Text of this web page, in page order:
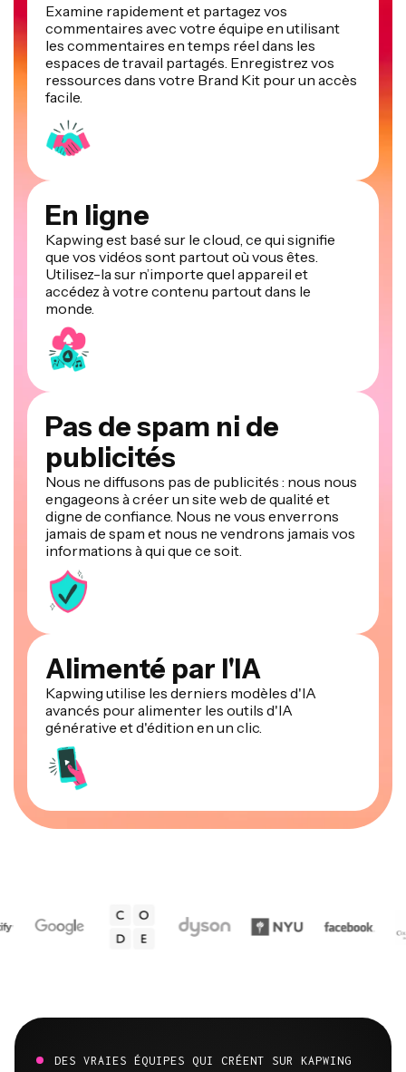
Examine rapidement et partagez vos
commentaires avec votre équipe en utilisant
les commentaires en temps réel dans les
espaces de travail partagés. Enregistrez vos
ressources dans votre Brand Kit pour un accès
facile.
En ligne
Kapwing est basé sur le cloud, ce qui signifie
que vos vidéos sont partout où vous êtes.
Utilisez-la sur n’importe quel appareil et
accédez à votre contenu partout dans le
monde.
Pas de spam ni de
publicités
Nous ne diffusons pas de publicités : nous nous
engageons à créer un site web de qualité et
digne de confiance. Nous ne vous enverrons
jamais de spam et nous ne vendrons jamais vos
informations à qui que ce soit.
Alimenté par l'IA
Kapwing utilise les derniers modèles d'IA
avancés pour alimenter les outils d'IA
générative et d'édition en un clic.
DES VRAIES ÉQUIPES QUI CRÉENT SUR KAPWING